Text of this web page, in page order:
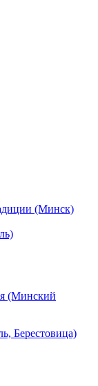
(Минск)
(Минский
Берестовица)